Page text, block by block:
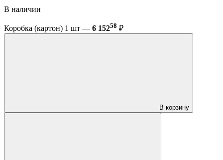
В наличии
Коробка (картон) 1 шт — 6 15258 ₽
В корзину